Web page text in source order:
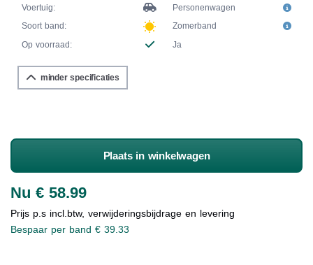
Voertuig:
Personenwagen
Soort band:
Zomerband
Op voorraad:
Ja
minder specificaties
Plaats in winkelwagen
Nu € 58.99
Prijs p.s incl.btw, verwijderingsbijdrage en levering
Bespaar per band € 39.33